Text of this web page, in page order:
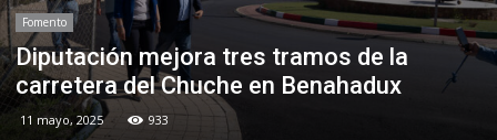
Fomento
Diputación mejora tres tramos de la
carretera del Chuche en Benahadux
11 mayo, 2025 933